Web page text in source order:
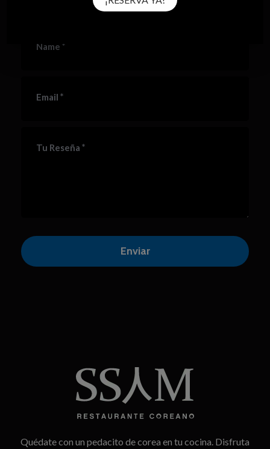
Name *
Email *
Tu Reseña *
Quédate con un pedacito de corea en tu cocina. Disfruta